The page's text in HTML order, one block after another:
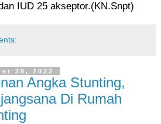
IUD 25 akseptor.(KN.Snpt)
28, 2022
Angka Stunting,
Di Rumah